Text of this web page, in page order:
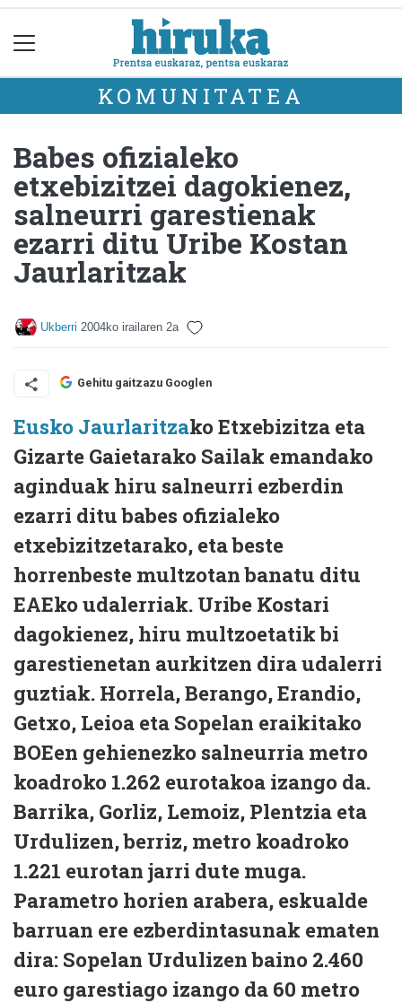
KOMUNITATEA
Babes ofizialeko
etxebizitzei dagokienez,
salneurri garestienak
ezarri ditu Uribe Kostan
Jaurlaritzak
Ukberri 2004ko irailaren 2a
Gehitu gaitzazu Googlen
Eusko Jaurlaritzako Etxebizitza eta
Gizarte Gaietarako Sailak emandako
aginduak hiru salneurri ezberdin
ezarri ditu babes ofizialeko
etxebizitzetarako, eta beste
horrenbeste multzotan banatu ditu
EAEko udalerriak. Uribe Kostari
dagokienez, hiru multzoetatik bi
garestienetan aurkitzen dira udalerri
guztiak. Horrela, Berango, Erandio,
Getxo, Leioa eta Sopelan eraikitako
BOEen gehienezko salneurria metro
koadroko 1.262 eurotakoa izango da.
Barrika, Gorliz, Lemoiz, Plentzia eta
Urdulizen, berriz, metro koadroko
1.221 eurotan jarri dute muga.
Parametro horien arabera, eskualde
barruan ere ezberdintasunak ematen
dira: Sopelan Urdulizen baino 2.460
euro garestiago izango da 60 metro